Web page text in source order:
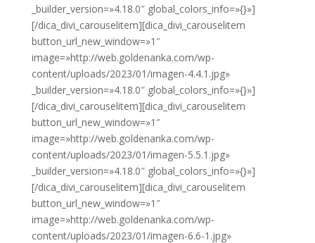
_builder_version=»4.18.0″ global_colors_info=»{}»]
[/dica_divi_carouselitem][dica_divi_carouselitem
button_url_new_window=»1″
image=»http://web.goldenanka.com/wp-
content/uploads/2023/01/imagen-4.4.1.jpg»
_builder_version=»4.18.0″ global_colors_info=»{}»]
[/dica_divi_carouselitem][dica_divi_carouselitem
button_url_new_window=»1″
image=»http://web.goldenanka.com/wp-
content/uploads/2023/01/imagen-5.5.1.jpg»
_builder_version=»4.18.0″ global_colors_info=»{}»]
[/dica_divi_carouselitem][dica_divi_carouselitem
button_url_new_window=»1″
image=»http://web.goldenanka.com/wp-
content/uploads/2023/01/imagen-6.6-1.jpg»